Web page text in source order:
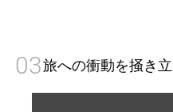
03旅への衝動を掻き